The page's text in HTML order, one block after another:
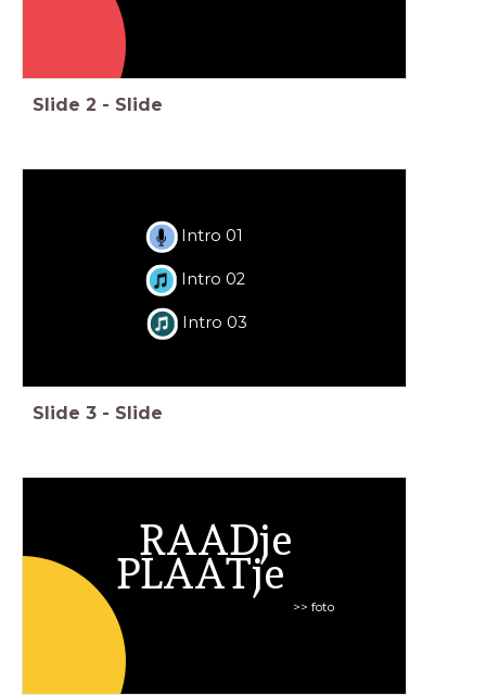
Slide 2 - Slide
Intro 01
Intro 02
Intro 03
Slide 3 - Slide
RAADje
PLAATje
>> foto